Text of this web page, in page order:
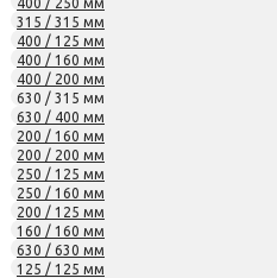
315 / 315 мм
400 / 125 мм
400 / 160 мм
400 / 200 мм
630 / 315 мм
630 / 400 мм
200 / 160 мм
200 / 200 мм
250 / 125 мм
250 / 160 мм
200 / 125 мм
160 / 160 мм
630 / 630 мм
125 / 125 мм